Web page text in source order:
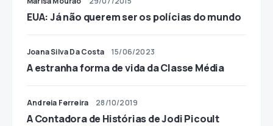
EUA: Já não querem ser os polícias do mundo
Joana Silva Da Costa 15/06/2023
A estranha forma de vida da Classe Média
Andreia Ferreira 28/10/2019
A Contadora de Histórias de Jodi Picoult